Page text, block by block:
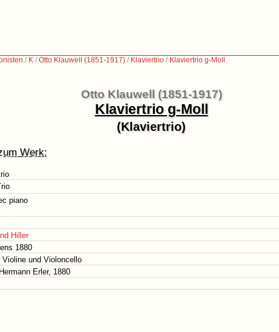
/ K /Otto Klauwell (1851-1917) / Klaviertrio / Klaviertrio g-Moll
Otto Klauwell (1851-1917)
Klaviertrio g-Moll
(Klaviertrio)
Werk:
piano
Hiller
1880
Violine und Violoncello
Erler, 1880